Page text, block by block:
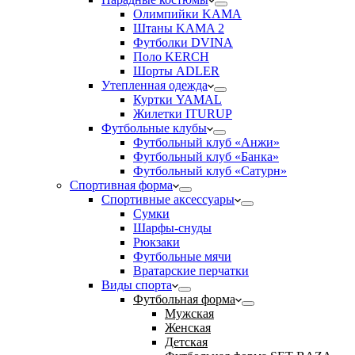
Олимпийки KAMA
Штаны KAMA 2
Футболки DVINA
Поло KERCH
Шорты ADLER
Утепленная одежда
Куртки YAMAL
Жилетки ITURUP
Футбольные клубы
Футбольный клуб «Анжи»
Футбольный клуб «Банка»
Футбольный клуб «Сатурн»
Спортивная форма
Спортивные аксессуары
Сумки
Шарфы-снуды
Рюкзаки
Футбольные мячи
Вратарские перчатки
Виды спорта
Футбольная форма
Мужская
Женская
Детская